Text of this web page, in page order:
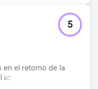
torno a tres pilares:
de la misión y
la inteligencia de
que ambos canales
a 105 millones de
de 330 millones de
en el retorno de la
📈
5